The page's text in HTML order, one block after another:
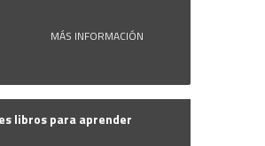
MÁS INFORMACIÓN
libros para aprender